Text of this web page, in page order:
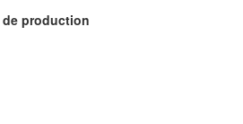
production